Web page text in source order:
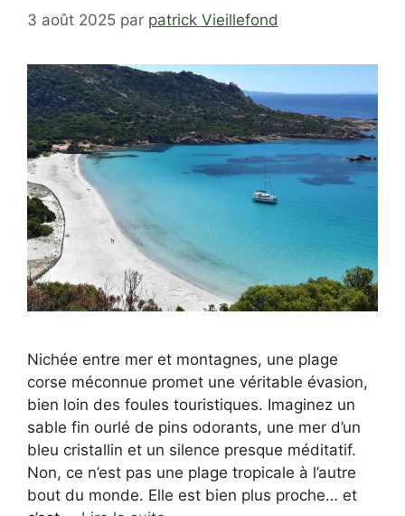
3 août 2025 par patrick Vieillefond
Nichée entre mer et montagnes, une plage
corse méconnue promet une véritable évasion,
bien loin des foules touristiques. Imaginez un
sable fin ourlé de pins odorants, une mer d’un
bleu cristallin et un silence presque méditatif.
Non, ce n’est pas une plage tropicale à l’autre
bout du monde. Elle est bien plus proche… et